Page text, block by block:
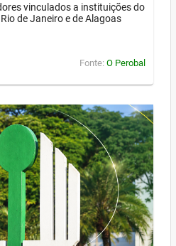
vinculados a instituições do
de Janeiro e de Alagoas
Fonte: O Perobal